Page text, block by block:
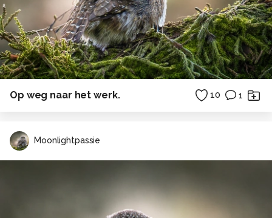
Op weg naar het werk. 10 1
Moonlightpassie